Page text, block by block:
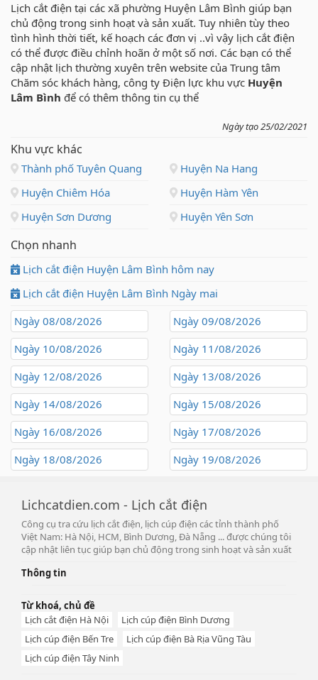
Lịch cắt điện tại các xã phường Huyện Lâm Bình giúp bạn
chủ động trong sinh hoạt và sản xuất. Tuy nhiên tùy theo
tình hình thời tiết, kế hoạch các đơn vị ..vì vậy lịch cắt điện
có thể được điều chỉnh hoãn ở một số nơi. Các bạn có thể
cập nhật lịch thường xuyên trên website của Trung tâm
Chăm sóc khách hàng, công ty Điện lực khu vực Huyện
Lâm Bình để có thêm thông tin cụ thể
Ngày tạo 25/02/2021
Khu vực khác
Thành phố Tuyên Quang
Huyện Na Hang
Huyện Chiêm Hóa
Huyện Hàm Yên
Huyện Sơn Dương
Huyện Yên Sơn
Chọn nhanh
Lịch cắt điện Huyện Lâm Bình hôm nay
Lịch cắt điện Huyện Lâm Bình Ngày mai
Ngày 08/08/2026
Ngày 09/08/2026
Ngày 10/08/2026
Ngày 11/08/2026
Ngày 12/08/2026
Ngày 13/08/2026
Ngày 14/08/2026
Ngày 15/08/2026
Ngày 16/08/2026
Ngày 17/08/2026
Ngày 18/08/2026
Ngày 19/08/2026
Lichcatdien.com - Lịch cắt điện
Công cụ tra cứu lịch cắt điện, lịch cúp điện các tỉnh thành phố
Việt Nam: Hà Nội, HCM, Bình Dương, Đà Nẵng ... được chúng tôi
cập nhật liên tục giúp bạn chủ động trong sinh hoạt và sản xuất
Thông tin
Từ khoá, chủ đề
Lịch cắt điện Hà Nội
Lịch cúp điện Bình Dương
Lịch cúp điện Bến Tre
Lịch cúp điện Bà Rịa Vũng Tàu
Lịch cúp điện Tây Ninh